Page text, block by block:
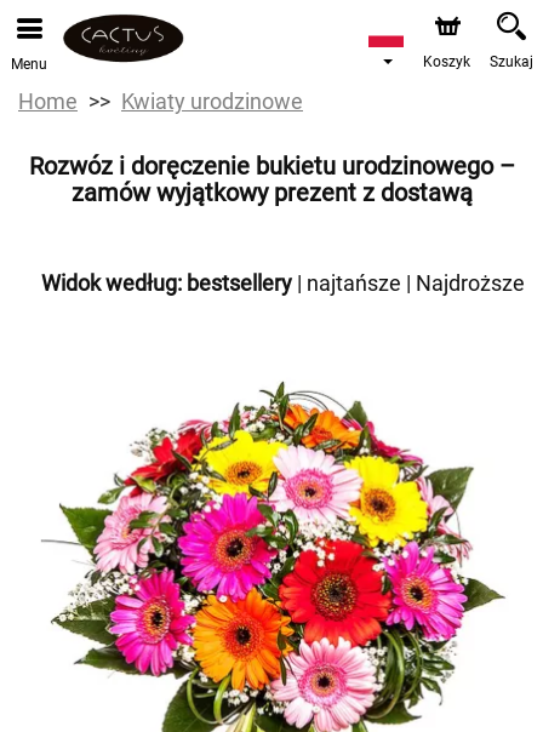
Menu Koszyk Szukaj
Home Kwiaty urodzinowe
Rozwóz i doręczenie bukietu urodzinowego –
zamów wyjątkowy prezent z dostawą
Widok według: bestsellery | najtańsze | Najdroższe